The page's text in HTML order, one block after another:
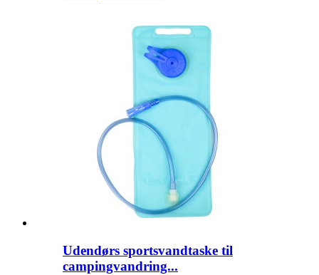
Udendørs sportsvandtaske til
campingvandring...